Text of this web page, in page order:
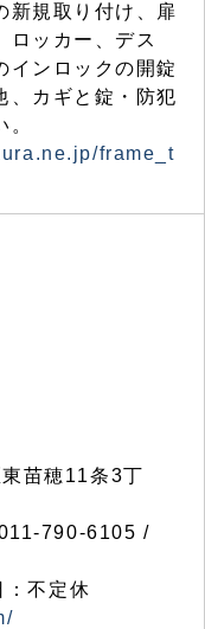
新規取り付け、扉
ロッカー、デス
インロックの開錠
、カギと錠・防犯
frame_t
苗穂11条3丁
790-6105 /
不定休